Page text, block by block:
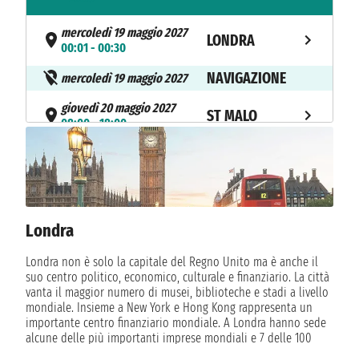
mercoledì 19 maggio 2027
00:01 - 00:30
LONDRA
mercoledì 19 maggio 2027 NAVIGAZIONE
giovedì 20 maggio 2027
08:00 - 18:00
ST MALO
venerdì 21 maggio 2027
sabato 22 maggio 2027
04:30 23:59
LONDRA
Londra
Londra non è solo la capitale del Regno Unito ma è anche il
suo centro politico, economico, culturale e finanziario. La città
vanta il maggior numero di musei, biblioteche e stadi a livello
mondiale. Insieme a New York e Hong Kong rappresenta un
importante centro finanziario mondiale. A Londra hanno sede
alcune delle più importanti imprese mondiali e 7 delle 100